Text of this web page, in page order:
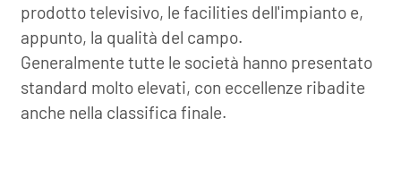
prodotto televisivo, le facilities dell'impianto e,
appunto, la qualità del campo.
Generalmente tutte le società hanno presentato
standard molto elevati, con eccellenze ribadite
anche nella classifica finale.